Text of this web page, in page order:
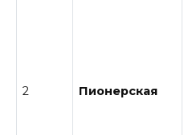
2 Пионерская